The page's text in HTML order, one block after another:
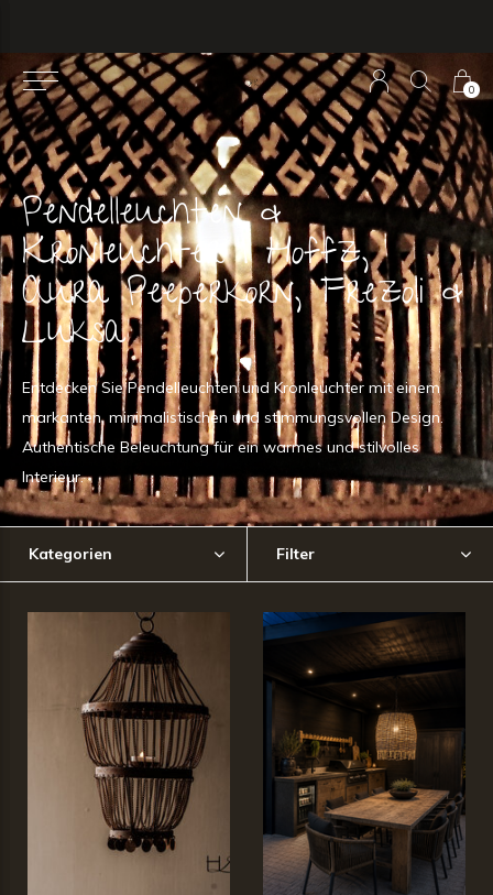
0
Pendelleuchten &
Kronleuchter | Hoffz,
Aura Peeperkorn, Frezoli &
Luksa
Entdecken Sie Pendelleuchten und Kronleuchter mit einem
markanten, minimalistischen und stimmungsvollen Design.
Authentische Beleuchtung für ein warmes und stilvolles
Interieur.
Kategorien Filter